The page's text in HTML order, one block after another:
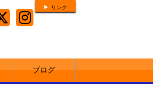
リンク
ブログ